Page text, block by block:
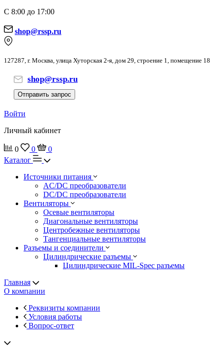
С 8:00 до 17:00
shop@rssp.ru
127287, г. Москва, улица Хуторская 2-я, дом 29, строение 1, помещение 18
shop@rssp.ru
Отправить запрос
Войти
Личный кабинет
0 0
0
Каталог
Источники питания
AC/DC преобразователи
DC/DC преобразователи
Вентиляторы
Осевые вентиляторы
Диагональные вентиляторы
Центробежные вентиляторы
Тангенциальные вентиляторы
Разъемы и соединители
Цилиндрические разъемы
Цилиндрические MIL-Spec разъемы
Главная
О компании
Реквизиты компании
Условия работы
Вопрос-ответ